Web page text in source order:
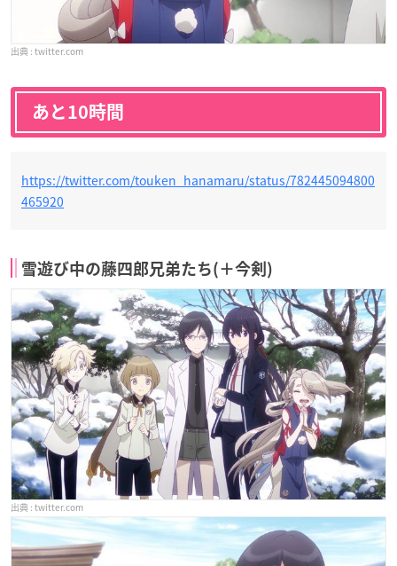
twitter.com
あと10時間
https://twitter.com/touken_hanamaru/status/782445094800
465920
雪遊び中の藤四郎兄弟たち(＋今剣)
twitter.com